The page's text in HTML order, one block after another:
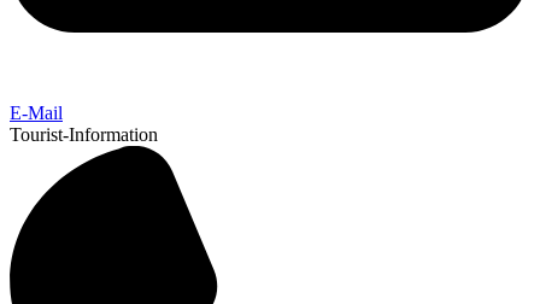
E-Mail
Tourist-Information